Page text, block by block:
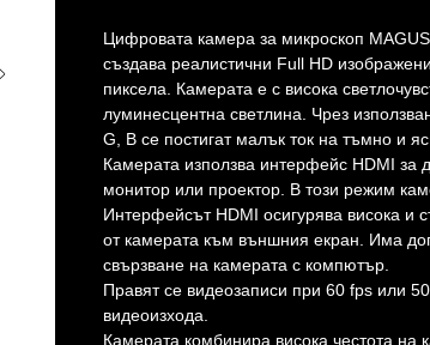
Цифровата камера за микроскоп
създава реалистични Full HD
пиксела. Камерата е с висока
луминесцентна светлина. Чрез
G, B се постигат малък ток на тъмно и
Камерата използва интерфейс HDMI за
монитор или проектор. В този режим
Интерфейсът HDMI осигурява висока и
от камерата към външния екран. Има
свързване на камерата с компютър.
Правят се видеозаписи при 60 fps или
видеоизхода.
Камерата комбинира висока честота на